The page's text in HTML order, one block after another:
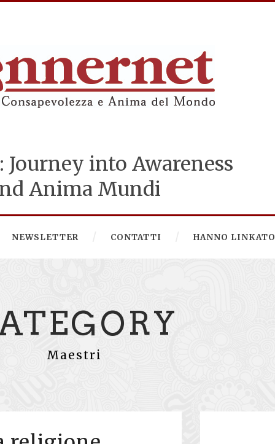
into Awareness
Anima Mundi
NEWSLETTER CONTATTI HANNO LINKATO
Maestri